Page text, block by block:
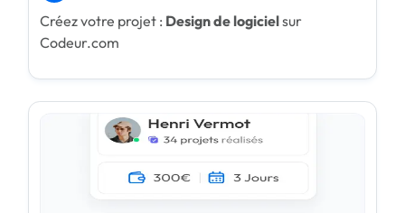
Créez votre projet : Design de logicielsur
Codeur.com